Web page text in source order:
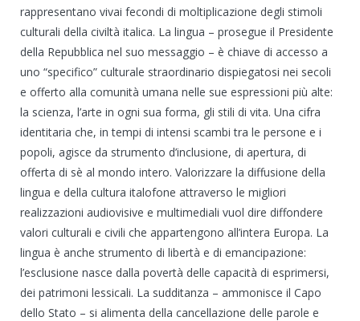
rappresentano vivai fecondi di moltiplicazione degli stimoli
culturali della civiltà italica. La lingua – prosegue il Presidente
della Repubblica nel suo messaggio – è chiave di accesso a
uno “specifico” culturale straordinario dispiegatosi nei secoli
e offerto alla comunità umana nelle sue espressioni più alte:
la scienza, l’arte in ogni sua forma, gli stili di vita. Una cifra
identitaria che, in tempi di intensi scambi tra le persone e i
popoli, agisce da strumento d’inclusione, di apertura, di
offerta di sè al mondo intero. Valorizzare la diffusione della
lingua e della cultura italofone attraverso le migliori
realizzazioni audiovisive e multimediali vuol dire diffondere
valori culturali e civili che appartengono all’intera Europa. La
lingua è anche strumento di libertà e di emancipazione:
l’esclusione nasce dalla povertà delle capacità di esprimersi,
dei patrimoni lessicali. La sudditanza – ammonisce il Capo
dello Stato – si alimenta della cancellazione delle parole e